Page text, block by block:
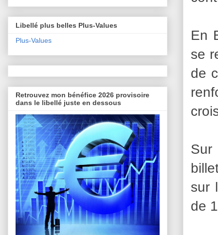
En
se
de
Sur
sur
de
Libellé plus belles Plus-Values
Plus-Values
Retrouvez mon bénéfice 2026 provisoire
dans le libellé juste en dessous